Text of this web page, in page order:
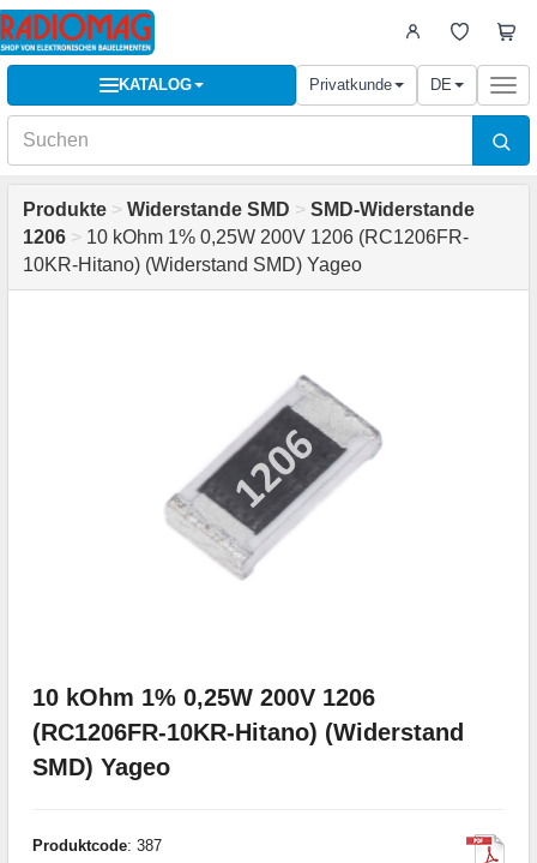
KATALOG Privatkunde DE
Produkte > Widerstande SMD > SMD-Widerstande
1206 > 10 kOhm 1% 0,25W 200V 1206 (RC1206FR-
10KR-Hitano) (Widerstand SMD) Yageo
10 kOhm 1% 0,25W 200V 1206
(RC1206FR-10KR-Hitano) (Widerstand
SMD) Yageo
Produktcode: 387